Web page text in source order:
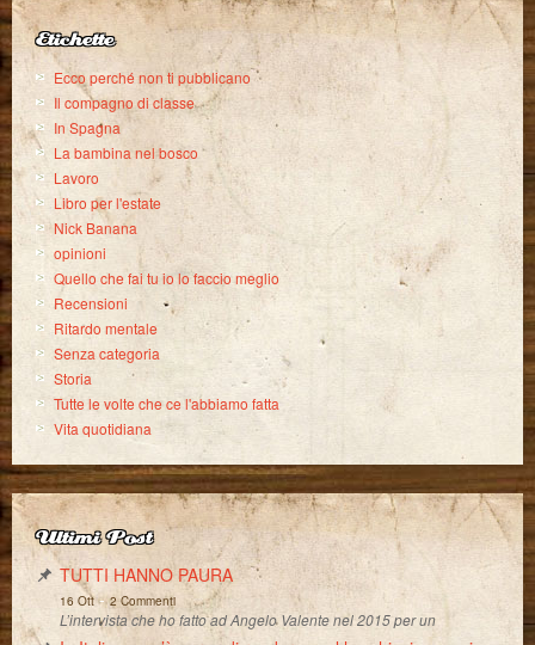
Etichette
Ecco perché non ti pubblicano
Il compagno di classe
In Spagna
La bambina nel bosco
Lavoro
Libro per l'estate
Nick Banana
opinioni
Quello che fai tu io lo faccio meglio
Recensioni
Ritardo mentale
Senza categoria
Storia
Tutte le volte che ce l'abbiamo fatta
Vita quotidiana
Ultimi Post
TUTTI HANNO PAURA
16 Ott-2 Commenti
L’intervista che ho fatto ad Angelo Valente nel 2015 per un